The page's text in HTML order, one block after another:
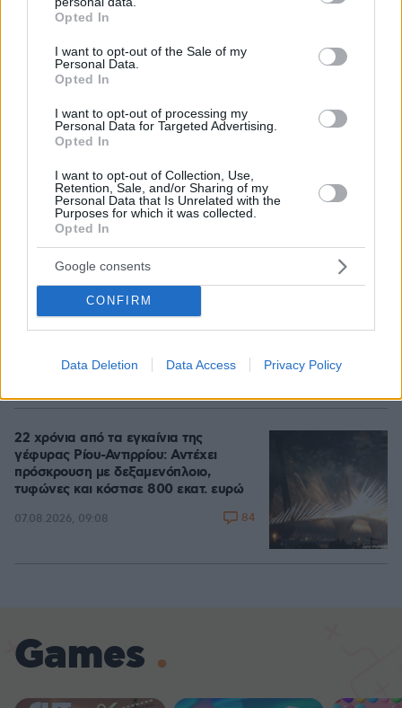
grant or deny consent to Google and its third-party tags to
use your data for below specified purposes in below Google
consent section.
Opted In
I want to opt-out of the Sale of my
Personal Data.
Opted In
I want to opt-out of processing my
Personal Data for Targeted Advertising.
Opted In
I want to opt-out of Collection, Use,
Retention, Sale, and/or Sharing of my
Personal Data that Is Unrelated with the
Purposes for which it was collected.
Opted In
Google consents
CONFIRM
Data Deletion Data Access Privacy Policy
εκτός σχεδίου δόμηση
Η φωτογραφία του Τσιτσιπά αγκαλιά
με τη σύντροφό του στην Ελβετία και
08.08.2026, 09:14 26
Εντυπωσιάζει με την εμφάνισή της η
σύζυγος του Τζέντι Όσμαν στις
διακοπές τους στην Τουρκία, βίντεο
22 χρόνια από τα εγκαίνια της
γέφυρας Ρίου-Αντιρρίου: Αντέχει
πρόσκρουση με δεξαμενόπλοιο,
τυφώνες και κόστισε 800 εκατ. ευρώ
07.08.2026, 09:08 84
Games